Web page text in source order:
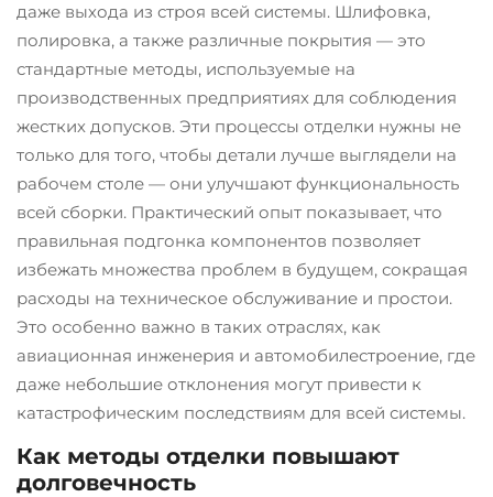
даже выхода из строя всей системы. Шлифовка,
полировка, а также различные покрытия — это
стандартные методы, используемые на
производственных предприятиях для соблюдения
жестких допусков. Эти процессы отделки нужны не
только для того, чтобы детали лучше выглядели на
рабочем столе — они улучшают функциональность
всей сборки. Практический опыт показывает, что
правильная подгонка компонентов позволяет
избежать множества проблем в будущем, сокращая
расходы на техническое обслуживание и простои.
Это особенно важно в таких отраслях, как
авиационная инженерия и автомобилестроение, где
даже небольшие отклонения могут привести к
катастрофическим последствиям для всей системы.
Как методы отделки повышают
долговечность